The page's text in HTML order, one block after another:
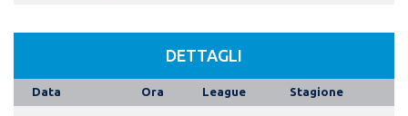
DETTAGLI
Data Ora League Stagione